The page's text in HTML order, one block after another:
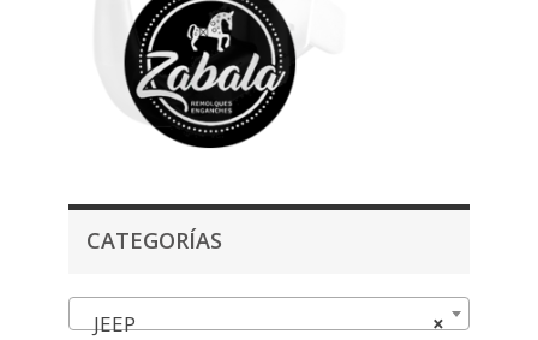
CATEGORÍAS
×
JEEP